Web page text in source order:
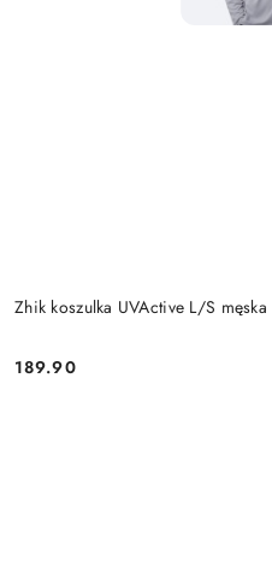
Zhik koszulka UVActive L/S męska
Cena:
189.90